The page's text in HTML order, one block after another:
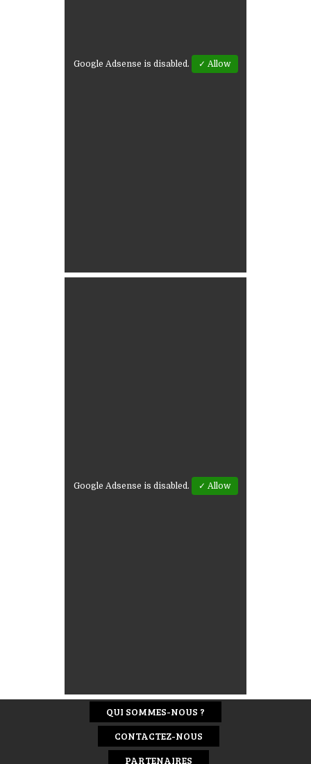
Google Adsense is disabled. ✓ Allow
Google Adsense is disabled. ✓ Allow
QUI SOMMES-NOUS ?
CONTACTEZ-NOUS
PARTENAIRES